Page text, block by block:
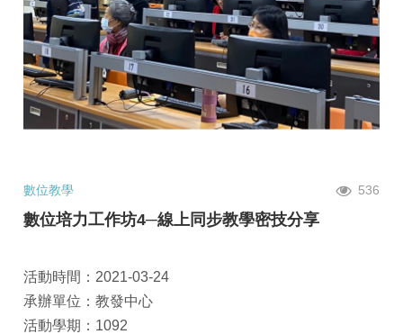
數位教學 536
數位培力工作坊4─線上同步教學密技分享
活動時間：2021-03-24
承辦單位：教發中心
活動學期：1092